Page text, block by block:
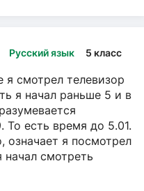
Русский язык 5 класс
я смотрел телевизор
я начал раньше 5 и в
есть время до 5.01.
означает я посмотрел
начал смотреть